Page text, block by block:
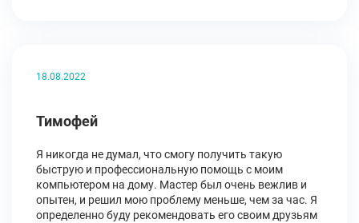
18.08.2022
Тимофей
Я никогда не думал, что смогу получить такую
быструю и профессиональную помощь с моим
компьютером на дому. Мастер был очень вежлив и
опытен, и решил мою проблему меньше, чем за час. Я
определенно буду рекомендовать его своим друзьям